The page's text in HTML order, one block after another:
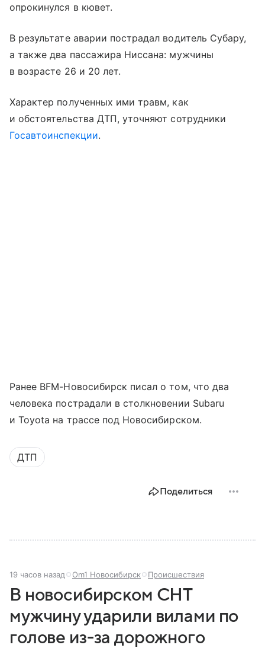
опрокинулся в кювет.
В результате аварии пострадал водитель Субару,
а также два пассажира Ниссана: мужчины
в возрасте 26 и 20 лет.
Характер полученных ими травм, как
и обстоятельства ДТП, уточняют сотрудники
Госавтоинспекции.
Ранее BFM-Новосибирск писал о том, что два
человека пострадали в столкновении Subaru
и Toyota на трассе под Новосибирском.
ДТП
Поделиться
19 часов назад Om1 Новосибирск Происшествия
В новосибирском СНТ
мужчину ударили вилами по
голове из-за дорожного